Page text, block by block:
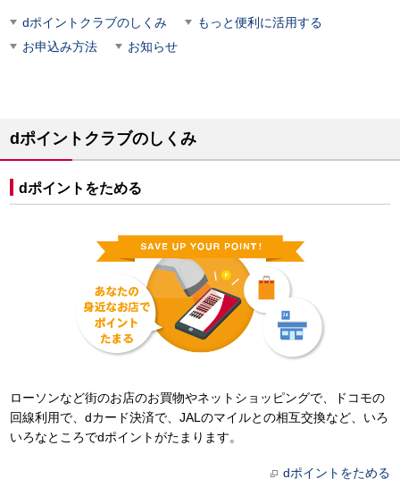
dポイントクラブのしくみ
もっと便利に活用する
お申込み方法
お知らせ
dポイントクラブのしくみ
dポイントをためる
ローソンなど街のお店のお買物やネットショッピングで、ドコモの
回線利用で、dカード決済で、JALのマイルとの相互交換など、いろ
いろなところでdポイントがたまります。
dポイントをためる